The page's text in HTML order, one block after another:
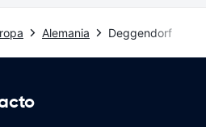
Alemania Deggendorf